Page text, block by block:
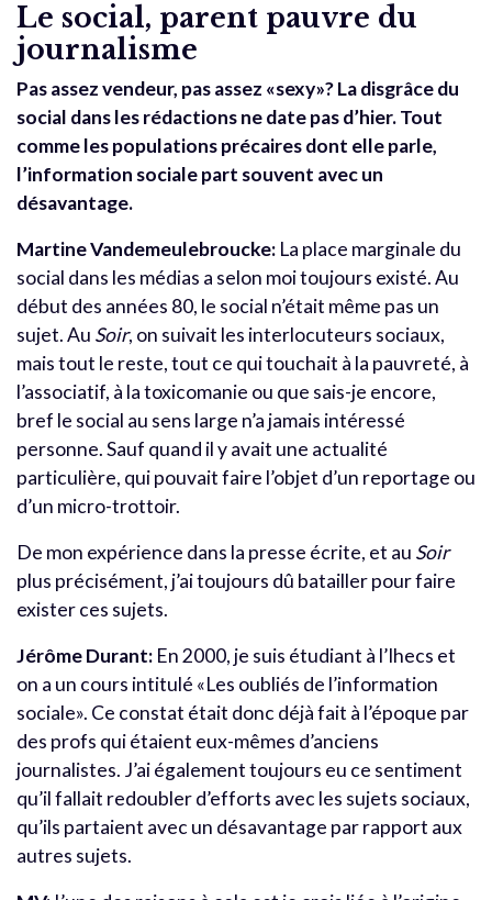
Le social, parent pauvre du
journalisme
Pas assez vendeur, pas assez «sexy»? La disgrâce du
social dans les rédactions ne date pas d’hier. Tout
comme les populations précaires dont elle parle,
l’information sociale part souvent avec un
désavantage.
Martine Vandemeulebroucke: La place marginale du
social dans les médias a selon moi toujours existé. Au
début des années 80, le social n’était même pas un
sujet. Au Soir, on suivait les interlocuteurs sociaux,
mais tout le reste, tout ce qui touchait à la pauvreté, à
l’associatif, à la toxicomanie ou que sais-je encore,
bref le social au sens large n’a jamais intéressé
personne. Sauf quand il y avait une actualité
particulière, qui pouvait faire l’objet d’un reportage ou
d’un micro-trottoir.
De mon expérience dans la presse écrite, et au Soir
plus précisément, j’ai toujours dû batailler pour faire
exister ces sujets.
Jérôme Durant: En 2000, je suis étudiant à l’Ihecs et
on a un cours intitulé «Les oubliés de l’information
sociale». Ce constat était donc déjà fait à l’époque par
des profs qui étaient eux-mêmes d’anciens
journalistes. J’ai également toujours eu ce sentiment
qu’il fallait redoubler d’efforts avec les sujets sociaux,
qu’ils partaient avec un désavantage par rapport aux
autres sujets.